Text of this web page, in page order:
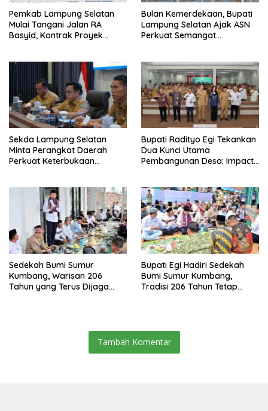
Pemkab Lampung Selatan
Mulai Tangani Jalan RA
Basyid, Kontrak Proyek
Bulan Kemerdekaan, Bupati
Lampung Selatan Ajak ASN
Perkuat Semangat
Sekda Lampung Selatan
Minta Perangkat Daerah
Perkuat Keterbukaan
Bupati Radityo Egi Tekankan
Dua Kunci Utama
Pembangunan Desa: Impact
Sedekah Bumi Sumur
Kumbang, Warisan 206
Tahun yang Terus Dijaga
Bupati Egi Hadiri Sedekah
Bumi Sumur Kumbang,
Tradisi 206 Tahun Tetap
Tambah Komentar